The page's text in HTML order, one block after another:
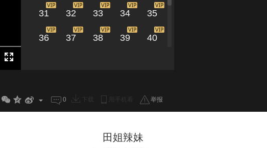
31 32 33 34 35
36 37 38 39 40
0 举报
田姐辣妹